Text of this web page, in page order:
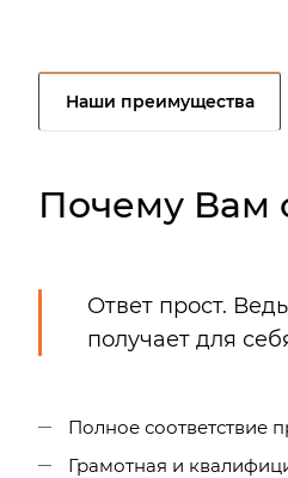
Наши преимущества
Почему Вам
Ответ прост.
получает для
Полное соответствие
Грамотная и